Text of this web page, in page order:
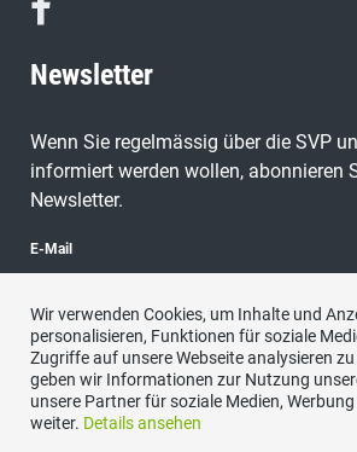
Newsletter
Wenn Sie regelmässig über die SVP
informiert werden wollen, abonnieren
Newsletter.
E-Mail
abonnieren
Wir verwenden Cookies, um Inhalte und
personalisieren, Funktionen für soziale
Zugriffe auf unsere Webseite analysieren
geben wir Informationen zur Nutzung
unsere Partner für soziale Medien,
weiter. Details ansehen